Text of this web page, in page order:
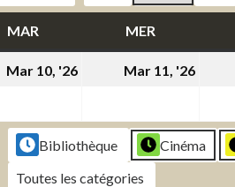
MARMARDI MERMERCREDI
Mar 10, '26
2026
Mar 11, '26
2026
Bibliothèque Cinéma
Toutes les catégories